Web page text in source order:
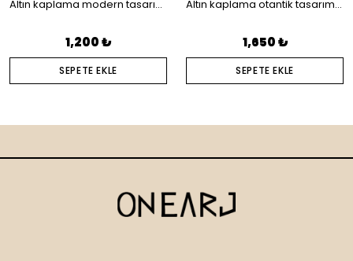
Altın kaplama modern tasarım küpe
1,200 ₺
SEPETE EKLE
Altın kaplama otantik tasarım saç aksesuarı
1,650 ₺
SEPETE EKLE